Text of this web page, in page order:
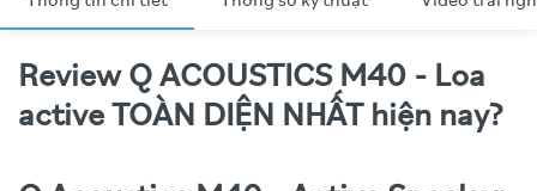
Review Q ACOUSTICS M40 - Loa
active TOÀN DIỆN NHẤT hiện nay?